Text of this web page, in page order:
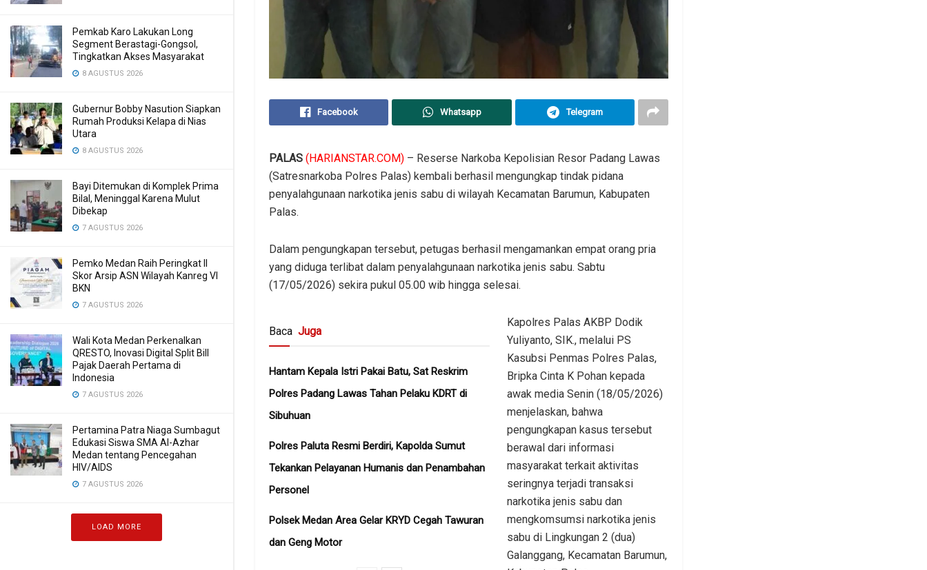
Pemkab Karo Lakukan Long
Segment Berastagi-Gongsol,
Tingkatkan Akses Masyarakat
8 AGUSTUS 2026
Gubernur Bobby Nasution Siapkan
Rumah Produksi Kelapa di Nias
Utara
8 AGUSTUS 2026
Bayi Ditemukan di Komplek Prima
Bilal, Meninggal Karena Mulut
Dibekap
7 AGUSTUS 2026
Pemko Medan Raih Peringkat II
Skor Arsip ASN Wilayah Kanreg VI
BKN
7 AGUSTUS 2026
Wali Kota Medan Perkenalkan
QRESTO, Inovasi Digital Split Bill
Pajak Daerah Pertama di
Indonesia
7 AGUSTUS 2026
Pertamina Patra Niaga Sumbagut
Edukasi Siswa SMA Al-Azhar
Medan tentang Pencegahan
HIV/AIDS
7 AGUSTUS 2026
LOAD MORE
Facebook Whatsapp Telegram
PALAS (HARIANSTAR.COM) – Reserse Narkoba Kepolisian Resor Padang Lawas
(Satresnarkoba Polres Palas) kembali berhasil mengungkap tindak pidana
penyalahgunaan narkotika jenis sabu di wilayah Kecamatan Barumun, Kabupaten
Palas.
Dalam pengungkapan tersebut, petugas berhasil mengamankan empat orang pria
yang diduga terlibat dalam penyalahgunaan narkotika jenis sabu. Sabtu
(17/05/2026) sekira pukul 05.00 wib hingga selesai.
Baca Juga
Hantam Kepala Istri Pakai Batu, Sat Reskrim
Polres Padang Lawas Tahan Pelaku KDRT di
Sibuhuan
Polres Paluta Resmi Berdiri, Kapolda Sumut
Tekankan Pelayanan Humanis dan Penambahan
Personel
Polsek Medan Area Gelar KRYD Cegah Tawuran
dan Geng Motor
Kapolres Palas AKBP Dodik
Yuliyanto, SIK., melalui PS
Kasubsi Penmas Polres Palas,
Bripka Cinta K Pohan kepada
awak media Senin (18/05/2026)
menjelaskan, bahwa
pengungkapan kasus tersebut
berawal dari informasi
masyarakat terkait aktivitas
seringnya terjadi transaksi
narkotika jenis sabu dan
mengkomsumsi narkotika jenis
sabu di Lingkungan 2 (dua)
Galanggang, Kecamatan Barumun,